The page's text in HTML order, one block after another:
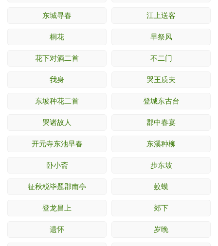
东城寻春 江上送客
桐花 早祭风
花下对酒二首 不二门
我身 哭王质夫
东坡种花二首 登城东古台
哭诸故人 郡中春宴
开元寺东池早春 东溪种柳
卧小斋 步东坡
征秋税毕题郡南亭 蚊蟆
登龙昌上 郊下
遗怀 岁晚